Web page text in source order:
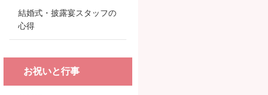
結婚式・披露宴スタッフの
心得
お祝いと行事